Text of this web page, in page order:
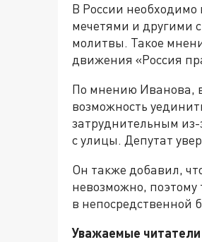
В России необходимо
мечетями и другими
молитвы. Такое
движения «Россия
По мнению Иванова,
возможность
затруднительным из-
с улицы. Депутат
Он также добавил,
невозможно, поэтому
в непосредственной
Уважаемые